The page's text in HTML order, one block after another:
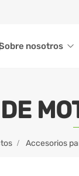
nosotros
Accesorios